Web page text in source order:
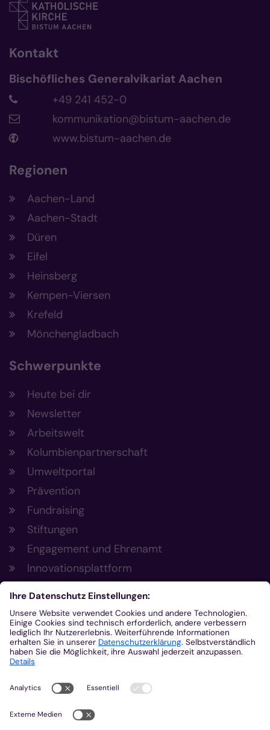
Kontakt
Bischöfliches Generalvikariat Aachen
+49 241 452-0
kommunikation@bistum-aachen.de
www.bistum-aachen.de
Regionen
Aachen-Land
Aachen-Stadt
Düren
Eifel
Heinsberg
Kempen-Viersen
Krefeld
Mönchengladbach
Schwerpunkte
Heute bei dir
Newsletter
Arbeitswelt
Kolumbienpartnerschaft
Umweltportal
Prävention
Fundraising
Stiftungen
Engagement und Ehrenamt
Innovationsplattform
Aus der Plattform
Nachrichten
Veranstaltungen
Gottesdienste
Stellenangebote
Kirchenzeitung
Amtsblatt (Kirchlicher Anzeiger)